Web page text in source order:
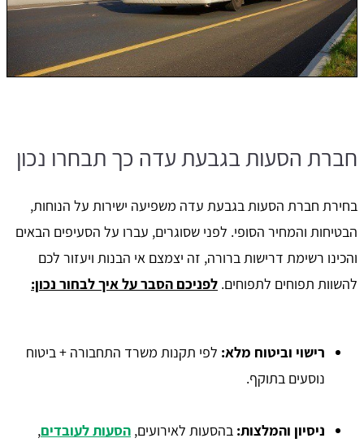
חברת הסעות בגבעת עדה כך תבחרו נכון
בחירת חברת הסעות בגבעת עדה משפיעה ישירות על הנוחות,
הבטיחות והמחיר הסופי. לפני שסוגרים, עברו על הסעיפים הבאים
והכינו רשימת דרישות ברורה, זה יצמצם אי הבנות ויעזור לכם
להשוות תפוחים לתפוחים. לפניכם הסבר על איך לבחור נכון:
רישוי וביטוח מלא: לפי תקנות משרד התחבורה + ביטוח
נוסעים בתוקף.
ניסיון והמלצות: בהסעות לאירועים, הסעות לעובדים,